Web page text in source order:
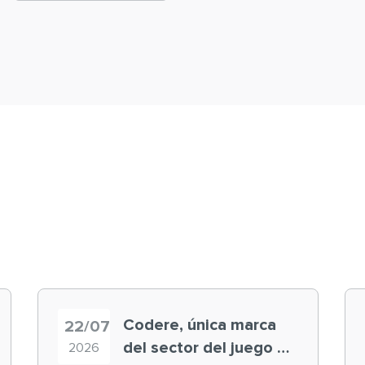
22/07
2026
Codere, única marca
del sector del juego en